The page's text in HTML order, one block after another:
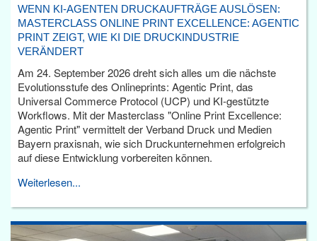
WENN KI-AGENTEN DRUCKAUFTRÄGE AUSLÖSEN:
MASTERCLASS ONLINE PRINT EXCELLENCE: AGENTIC
PRINT ZEIGT, WIE KI DIE DRUCKINDUSTRIE
VERÄNDERT
Am 24. September 2026 dreht sich alles um die nächste
Evolutionsstufe des Onlineprints: Agentic Print, das
Universal Commerce Protocol (UCP) und KI-gestützte
Workflows. Mit der Masterclass "Online Print Excellence:
Agentic Print" vermittelt der Verband Druck und Medien
Bayern praxisnah, wie sich Druckunternehmen erfolgreich
auf diese Entwicklung vorbereiten können.
Weiterlesen...